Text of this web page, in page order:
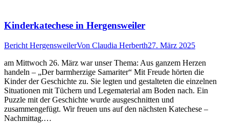
Kinderkatechese in Hergensweiler
Bericht HergensweilerVon Claudia Herberth27. März 2025
am Mittwoch 26. März war unser Thema: Aus ganzem Herzen
handeln – „Der barmherzige Samariter“ Mit Freude hörten die
Kinder der Geschichte zu. Sie legten und gestalteten die einzelnen
Situationen mit Tüchern und Legematerial am Boden nach. Ein
Puzzle mit der Geschichte wurde ausgeschnitten und
zusammengefügt. Wir freuen uns auf den nächsten Katechese –
Nachmittag.…